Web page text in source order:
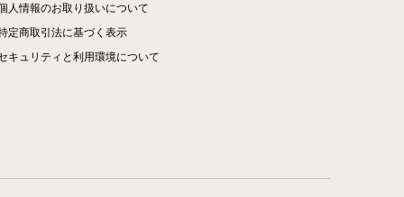
人情報のお取り扱いについて
定商取引法に基づく表示
キュリティと利用環境について